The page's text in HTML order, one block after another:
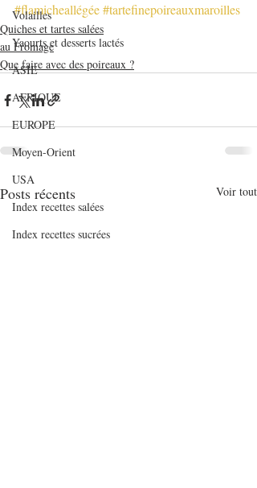
Volailles
Yaourts et desserts lactés
ASIE
AFRIQUE
EUROPE
Moyen-Orient
USA
Index recettes salées
Index recettes sucrées
#flamicheallégée#tartefinepoireauxmaroilles
Quiches et tartes salées
au Fromage
Que faire avec des poireaux ?
Posts récents Voir tout